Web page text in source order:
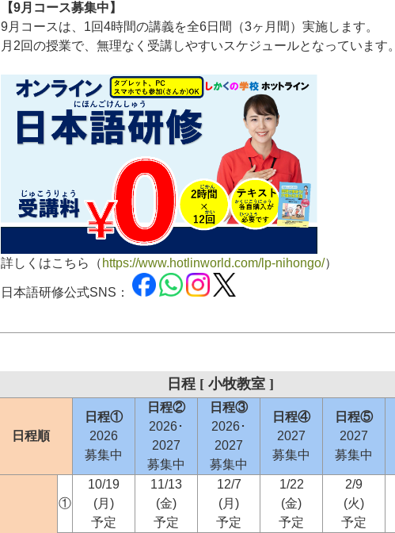
【9月コース募集中】
9月コースは、1回4時間の講義を全6日間（3ヶ月間）実施します。
月2回の授業で、無理なく受講しやすいスケジュールとなっています。
詳しくはこちら（ https://www.hotlinworld.com/lp-nihongo/）
日本語研修公式SNS：
日程 [ 小牧教室 ]
日程順
日程①
2026
募集中
日程②
2026･
2027
募集中
日程③
2026･
2027
募集中
日程④
2027
募集中
日程⑤
2027
募集中
①
10/19
(月)
予定
11/13
(金)
予定
12/7
(月)
予定
1/22
(金)
予定
2/9
(火)
予定